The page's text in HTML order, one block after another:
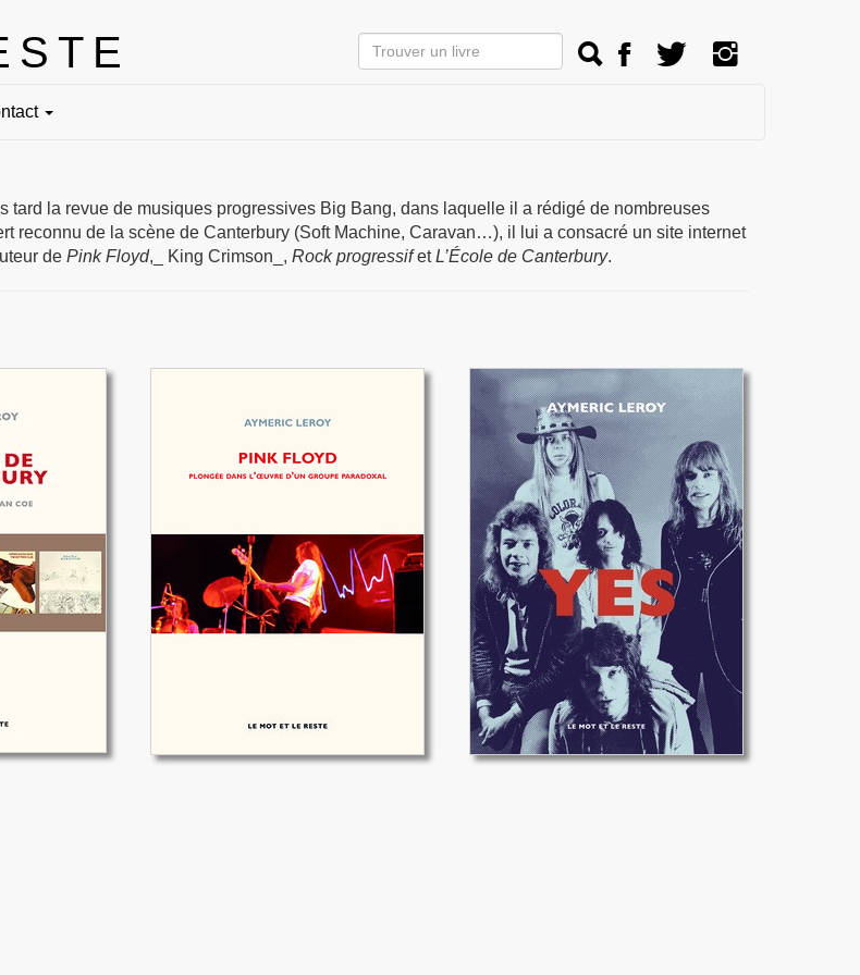
tard la revue de musiques progressives Big Bang, dans laquelle il a rédigé de nombreuses
reconnu de la scène de Canterbury (Soft Machine, Caravan…), il lui a consacré un site internet
de Pink Floyd,_ King Crimson_, Rock progressifetL’École de Canterbury.